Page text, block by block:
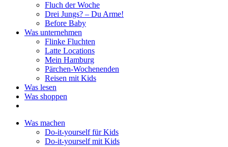
Fluch der Woche
Drei Jungs? – Du Arme!
Before Baby
Was unternehmen
Flinke Fluchten
Latte Locations
Mein Hamburg
Pärchen-Wochenenden
Reisen mit Kids
Was lesen
Was shoppen
Was machen
Do-it-yourself für Kids
Do-it-yourself mit Kids